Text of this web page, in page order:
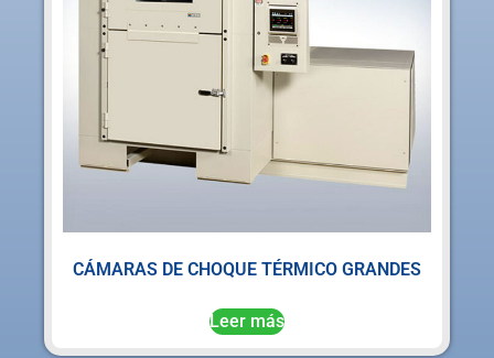
CÁMARAS DE CHOQUE TÉRMICO GRANDES
Leer más